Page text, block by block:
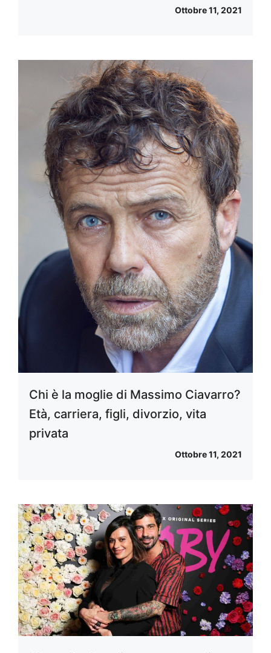
Ottobre 11, 2021
Chi è la moglie di Massimo Ciavarro?
Età, carriera, figli, divorzio, vita
privata
Ottobre 11, 2021